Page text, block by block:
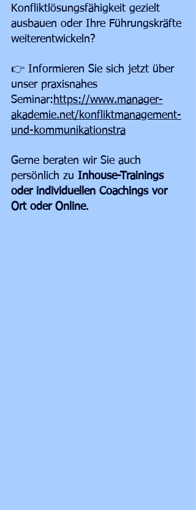
Konfliktlösungsfähigkeit gezielt
ausbauen oder Ihre Führungskräfte
weiterentwickeln?
👉 Informieren Sie sich jetzt über
unser praxisnahes
Seminar:https://www.manager-
akademie.net/konfliktmanagement-
und-kommunikationstra
Gerne beraten wir Sie auch
persönlich zu Inhouse-Trainings
oder individuellen Coachings vor
Ort oder Online.